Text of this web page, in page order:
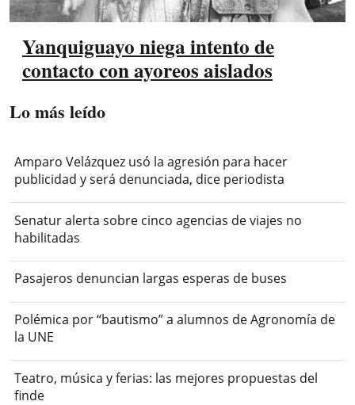
Yanquiguayo niega intento de
contacto con ayoreos aislados
Lo más leído
Amparo Velázquez usó la agresión para hacer
publicidad y será denunciada, dice periodista
Senatur alerta sobre cinco agencias de viajes no
habilitadas
Pasajeros denuncian largas esperas de buses
Polémica por “bautismo” a alumnos de Agronomía de
la UNE
Teatro, música y ferias: las mejores propuestas del
finde